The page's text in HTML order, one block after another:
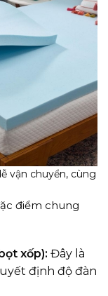
vận chuyển, cùng
điểm chung
xốp): Đây là
định độ đàn